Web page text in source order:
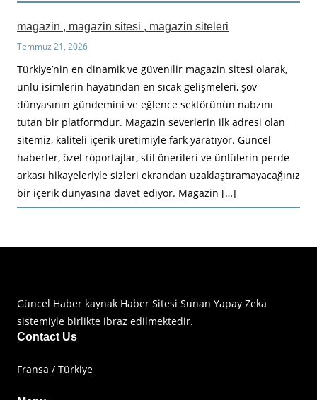
magazin , magazin sitesi , magazin siteleri
Temmuz 21, 2026
Türkiye’nin en dinamik ve güvenilir magazin sitesi olarak,
ünlü isimlerin hayatından en sıcak gelişmeleri, şov
dünyasının gündemini ve eğlence sektörünün nabzını
tutan bir platformdur. Magazin severlerin ilk adresi olan
sitemiz, kaliteli içerik üretimiyle fark yaratıyor. Güncel
haberler, özel röportajlar, stil önerileri ve ünlülerin perde
arkası hikayeleriyle sizleri ekrandan uzaklaştıramayacağınız
bir içerik dünyasına davet ediyor. Magazin […]
Güncel Haber kaynak Haber Sitesi Sunan Yapay Zeka
sistemiyle birlikte ibraz edilmektedir.
Contact Us
Fransa / Türkiye